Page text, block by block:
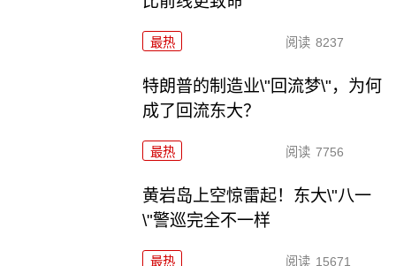
最热 阅读 8237
特朗普的制造业\"回流梦\"，为何
成了回流东大？
最热 阅读 7756
黄岩岛上空惊雷起！东大\"八一
\"警巡完全不一样
最热 阅读 15671